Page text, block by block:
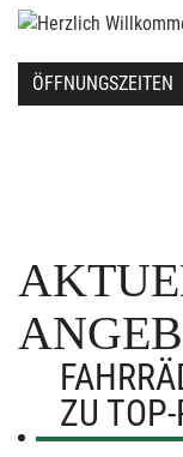
ÖFFNUNGSZEITEN
AKTUELLE
ZU